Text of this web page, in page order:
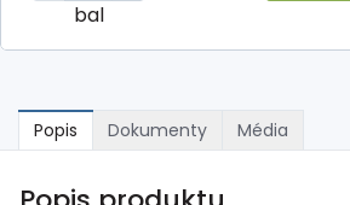
bal
Popis Dokumenty Média